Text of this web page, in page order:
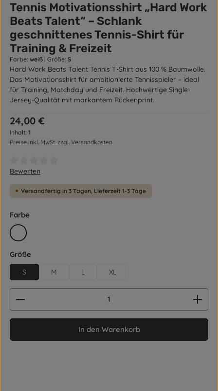
Tennis Motivationsshirt „Hard Work
Beats Talent“ – Schlank
geschnittenes Tennis-Shirt für
Training & Freizeit
Farbe: weiß | Größe: S
Hard Work Beats Talent Tennis T-Shirt aus 100 % Baumwolle.
Das Motivationsshirt für ambitionierte Tennisspieler – ideal
für Training, Matchday und Freizeit. Hochwertige Single-
Jersey-Qualität mit markantem Rückenprint.
Regulärer Preis:
24,00 €
Inhalt: 1
Preise inkl. MwSt. zzgl. Versandkosten
Durchschnittliche Bewertung von 0 von 5 Sternen
Bewerten
Versandfertig in 3 Tagen, Lieferzeit 1-3 Tage
Farbe
weiß
Größe
S M L XL
Produkt Anzahl: Gib den gewünschten Wert
In den Warenkorb